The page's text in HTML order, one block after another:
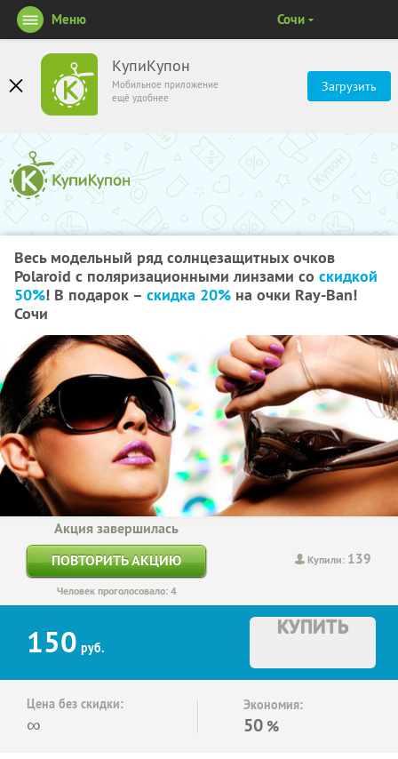
КупиКупон
Мобильное приложение
ещё удобнее
Загрузить
Меню Сочи
Весь модельный ряд солнцезащитных очков
Polaroid с поляризационными линзами со скидкой
50%! В подарок – скидка 20% на очки Ray-Ban!
Сочи
Купили: 139
Акция завершилась
ПОВТОРИТЬ АКЦИЮ
Человек проголосовало: 4
150 руб.
КУПИТЬ
Цена без скидки:
∞
Экономия:
50 %